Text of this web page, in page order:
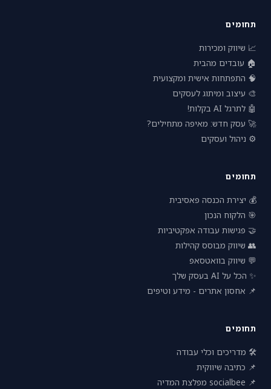
תחומים
📈 שיווק ומכירות
🏠 עובדים מהבית
🧠 התפתחות אישית ומקצועית
🎨 עיצוב ומיתוג לעסקים
🤖 לתרגל AI בקלות!
🚀 עסק חדש: מאיפה מתחילים?
⚙️ ניהול ועסקים
תחומים
💰 יצירת הכנסה פאסיבית
🎯 הלקוח הנכון
🤝 פגישות עבודה אפקטיביות
👥 שיווק מבוסס קהילות
💬 שיווק בוואטסאפ
✨ הכל על AI בעסק שלך
📌 אחסון אתרים - מידע וטיפים
תחומים
🛠 מדריכים וכלי עבודה
📌 כתיבה שיווקית
📌 socialbee מפלצת המדיה